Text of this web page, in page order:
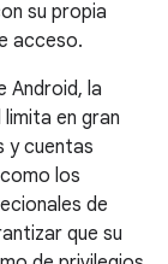
su propia
acceso.
Android, la
en gran
y cuentas
los
de
que su